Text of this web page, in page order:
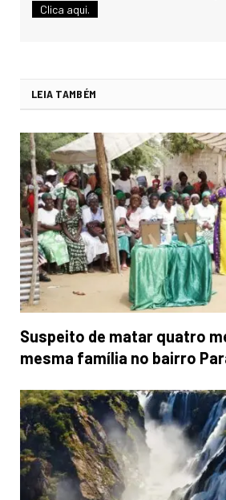
Clica aqui.
LEIA TAMBÉM
Suspeito de matar quatro
mesma família no bairro